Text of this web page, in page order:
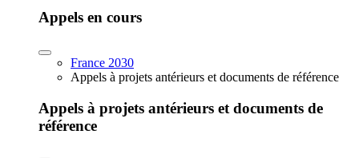
Appels en cours
France 2030
Appels à projets antérieurs et documents de référence
Appels à projets antérieurs et documents de
référence